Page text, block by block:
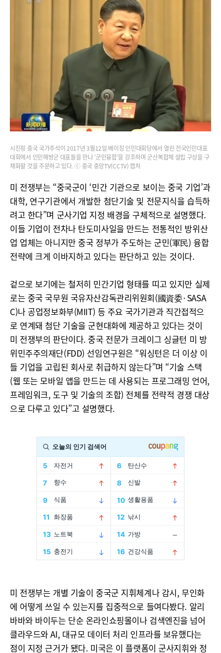
시진핑 중국 국가주석이 2017년 3월12일 베이징 인민대회당에서 열린 전국인민대표
대회에서 인민해방군 대표들을 만나 ‘군민융합’을 강조하며 군산복합체 설립 구상을 구
체화할 것을 주문하고 있다. ⓒ 중국 중앙TV(CCTV) 캡처
미 전쟁부는 “중국군이 ‘민간 기관으로 보이는 중국 기업’과
대학, 연구기관에서 개발한 첨단기술 및 전문지식을 습득하
려고 한다”며 군사기업 지정 배경을 구체적으로 설명했다.
이들 기업이 전차나 탄도미사일을 만드는 전통적인 방위산
업 업체는 아니지만 중국 정부가 주도하는 군민(軍民) 융합
전략에 크게 이바지하고 있다는 판단하고 있는 것이다.
겉으로 보기에는 철저히 민간기업 형태를 띠고 있지만 실제
로는 중국 국무원 국유자산감독관리위원회(國資委·SASA
C)나 공업정보화부(MIIT) 등 주요 국가기관과 직간접적으
로 연계돼 첨단 기술을 군현대화에 제공하고 있다는 것이
미 전쟁부의 판단이다. 중국 전문가 크레이그 싱글턴 미 방
위민주주의재단(FDD) 선임연구원은 “워싱턴은 더 이상 이
들 기업을 고립된 회사로 취급하지 않는다”며 “기술 스택
(웹 또는 모바일 앱을 만드는 데 사용되는 프로그래밍 언어,
프레임워크, 도구 및 기술의 조합) 전체를 전략적 경쟁 대상
으로 다루고 있다”고 설명했다.
미 전쟁부는 개별 기술이 중국군 지휘체계나 감시, 무인화
에 어떻게 쓰일 수 있는지를 집중적으로 들여다봤다. 알리
바바와 바이두는 단순 온라인쇼핑몰이나 검색엔진을 넘어
클라우드와 AI, 대규모 데이터 처리 인프라를 보유했다는
점이 지정 근거가 됐다. 미국은 이 플랫폼이 군사지휘와 정